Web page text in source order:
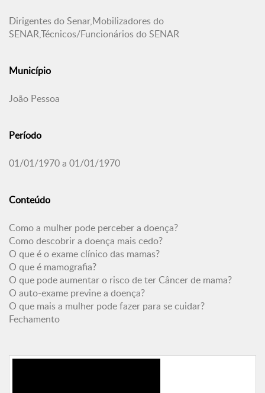
Dirigentes do Senar,Mobilizadores do
SENAR,Técnicos/Funcionários do SENAR
Município
João Pessoa
Período
01/01/1970 a 01/01/1970
Conteúdo
Como a mulher pode perceber a doença?
Como descobrir a doença mais cedo?
O que é o exame clínico das mamas?
O que é mamografia?
O que pode aumentar o risco de ter Câncer de mama?
O auto-exame previne a doença?
O que mais a mulher pode fazer para se cuidar?
Fechamento